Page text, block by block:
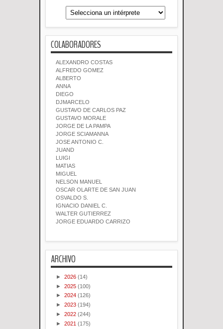
COLABORADORES
ALEXANDRO COSTAS
ALFREDO GOMEZ
ALBERTO
ANNA
DIEGO
DJMARCELO
GUSTAVO DE CARLOS PAZ
GUSTAVO MORALE
JORGE DE LA PAMPA
JORGE SCIAMANNA
JOSE ANTONIO C.
JUAND
LUIGI
MATIAS
MIGUEL
NELSON MANUEL
OSCAR OLARTE DE SAN JUAN
OSVALDO S.
IGNACIO DANIEL C.
WALTER GUTIERREZ
JORGE EDUARDO CARRIZO
ARCHIVO
► 2026 (14)
► 2025 (100)
► 2024 (126)
► 2023 (194)
► 2022 (244)
► 2021 (175)